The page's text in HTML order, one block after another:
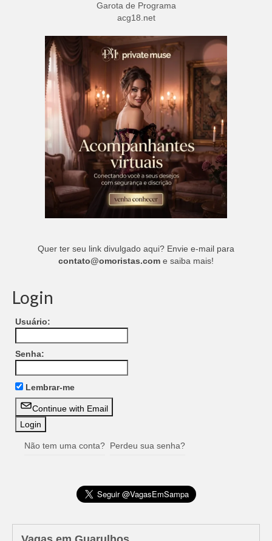
Garota de Programa
acg18.net
Quer ter seu link divulgado aqui? Envie e-mail para
contato@omoristas.com e saiba mais!
Login
Usuário:
Senha:
Lembrar-me
Continue with Email
Não tem uma conta? Perdeu sua senha?